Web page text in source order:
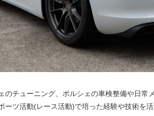
チューニング、ポルシェの車検整備や日常
ーツ活動(レース活動)で培った経験や技術を